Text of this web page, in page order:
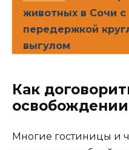
животных в Сочи с
передержкой
выгулом
Как
Многие гостиницы и